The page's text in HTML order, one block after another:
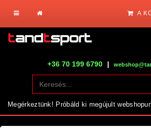
+36 70 199 6790 |
A
Megérkeztünk! Próbáld ki megújult